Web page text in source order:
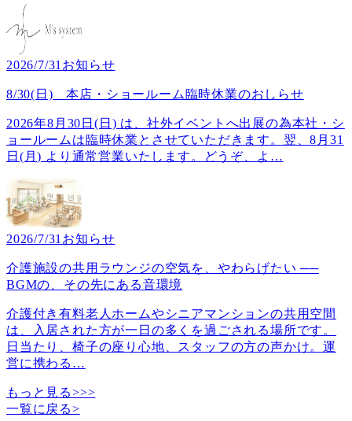
2026/7/31 お知らせ
8/30(日) 本店・ショールーム臨時休業のおしらせ
2026年8月30日(日) は、社外イベントへ出展の為本社・シ
ョールームは臨時休業とさせていただきます。翌、8月31
日(月) より通常営業いたします。どうぞ、よ …
2026/7/31 お知らせ
介護施設の共用ラウンジの空気を、やわらげたい ──
BGMの、その先にある音環境
介護付き有料老人ホームやシニアマンションの共用空間
は、入居された方が一日の多くを過ごされる場所です。
日当たり、椅子の座り心地、スタッフの方の声かけ。運
営に携わる …
もっと見る>>>
一覧に戻る>